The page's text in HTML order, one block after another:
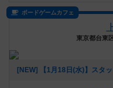
ボードゲームカフェ
東京都台東